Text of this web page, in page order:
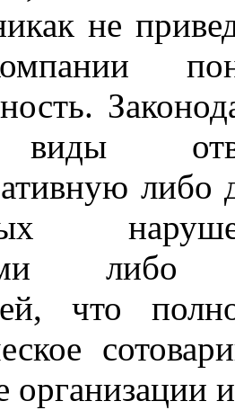
не
либо
либо
что
организации